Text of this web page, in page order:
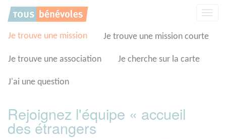
Je trouve une mission Je trouve une mission courte
Je trouve une association Je cherche sur la carte
J'ai une question
Rejoignez l'équipe « accueil
des étrangers
Panneau de gestion des cookies